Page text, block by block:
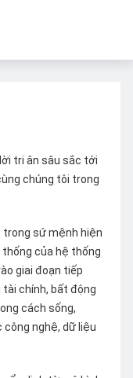
tri ân sâu sắc tới
chúng tôi trong
trong sứ mệnh hiện
thống của hệ thống
giai đoạn tiếp
chính, bất động
cách sống,
công nghệ, dữ liệu